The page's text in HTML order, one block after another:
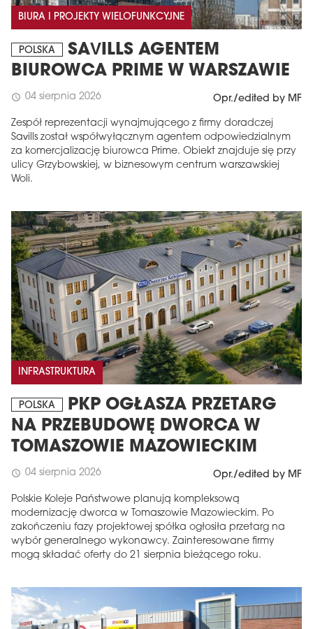
BIURA I PROJEKTY WIELOFUNKCYJNE
POLSKA
SAVILLS AGENTEM
BIUROWCA PRIME W WARSZAWIE
schedule 04 sierpnia 2026 Opr./edited by MF
Zespół reprezentacji wynajmującego z firmy doradczej
Savills został współwyłącznym agentem odpowiedzialnym
za komercjalizację biurowca Prime. Obiekt znajduje się przy
ulicy Grzybowskiej, w biznesowym centrum warszawskiej
Woli.
INFRASTRUKTURA
POLSKA
PKP OGŁASZA PRZETARG
NA PRZEBUDOWĘ DWORCA W
TOMASZOWIE MAZOWIECKIM
schedule 04 sierpnia 2026 Opr./edited by MF
Polskie Koleje Państwowe planują kompleksową
modernizację dworca w Tomaszowie Mazowieckim. Po
zakończeniu fazy projektowej spółka ogłosiła przetarg na
wybór generalnego wykonawcy. Zainteresowane firmy
mogą składać oferty do 21 sierpnia bieżącego roku.